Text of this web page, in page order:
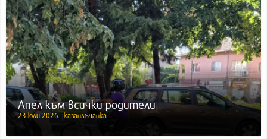
Апел към всички родители
23 юли 2026 | казанлъчанка